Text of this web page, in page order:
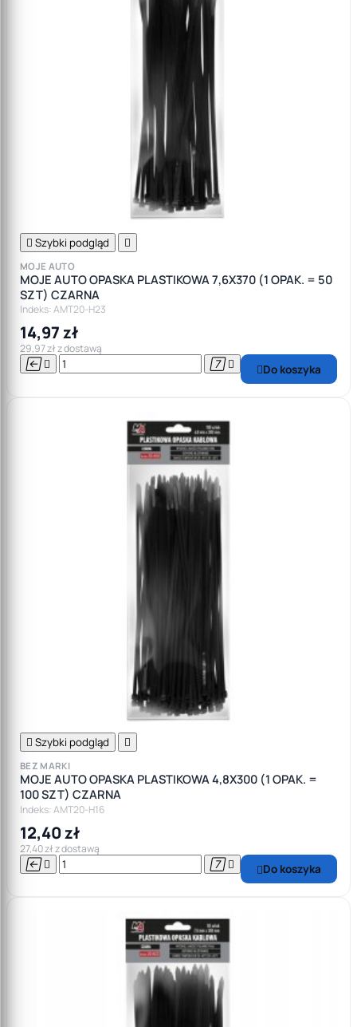
 Szybki podgląd 
MOJE AUTO
MOJE AUTO OPASKA PLASTIKOWA 7,6X370 (1 OPAK. = 50
SZT) CZARNA
Indeks: AMT20-H23
14,97 zł
29,97 zł z dostawą
    Do koszyka
 Szybki podgląd 
BEZ MARKI
MOJE AUTO OPASKA PLASTIKOWA 4,8X300 (1 OPAK. =
100 SZT) CZARNA
Indeks: AMT20-H16
12,40 zł
27,40 zł z dostawą
    Do koszyka